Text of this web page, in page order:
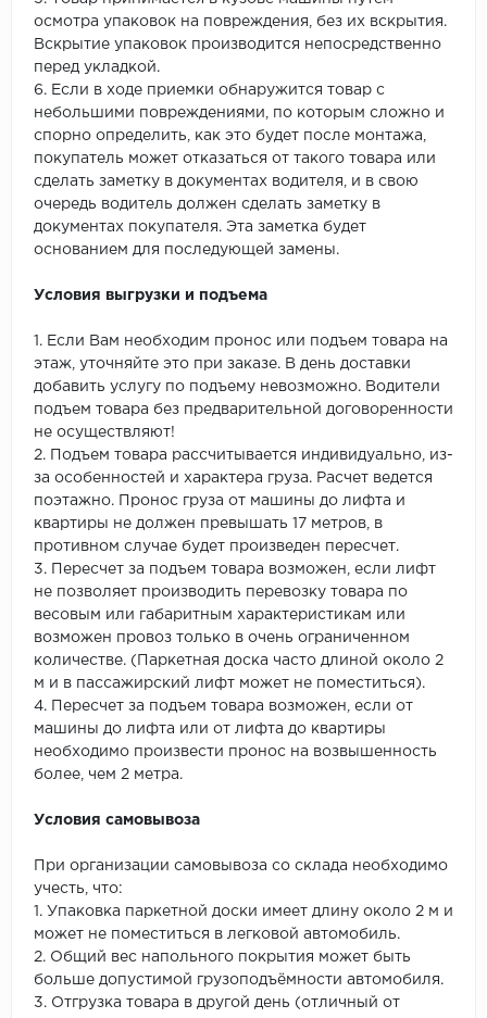
осмотра упаковок на повреждения, без их вскрытия.
Вскрытие упаковок производится непосредственно
перед укладкой.
6. Если в ходе приемки обнаружится товар с
небольшими повреждениями, по которым сложно и
спорно определить, как это будет после монтажа,
покупатель может отказаться от такого товара или
сделать заметку в документах водителя, и в свою
очередь водитель должен сделать заметку в
документах покупателя. Эта заметка будет
основанием для последующей замены.
Условия выгрузки и подъема
1. Если Вам необходим пронос или подъем товара на
этаж, уточняйте это при заказе. В день доставки
добавить услугу по подъему невозможно. Водители
подъем товара без предварительной договоренности
не осуществляют!
2. Подъем товара рассчитывается индивидуально, из-
за особенностей и характера груза. Расчет ведется
поэтажно. Пронос груза от машины до лифта и
квартиры не должен превышать 17 метров, в
противном случае будет произведен пересчет.
3. Пересчет за подъем товара возможен, если лифт
не позволяет производить перевозку товара по
весовым или габаритным характеристикам или
возможен провоз только в очень ограниченном
количестве. (Паркетная доска часто длиной около 2
м и в пассажирский лифт может не поместиться).
4. Пересчет за подъем товара возможен, если от
машины до лифта или от лифта до квартиры
необходимо произвести пронос на возвышенность
более, чем 2 метра.
Условия самовывоза
При организации самовывоза со склада необходимо
учесть, что:
1. Упаковка паркетной доски имеет длину около 2 м и
может не поместиться в легковой автомобиль.
2. Общий вес напольного покрытия может быть
больше допустимой грузоподъёмности автомобиля.
3. Отгрузка товара в другой день (отличный от